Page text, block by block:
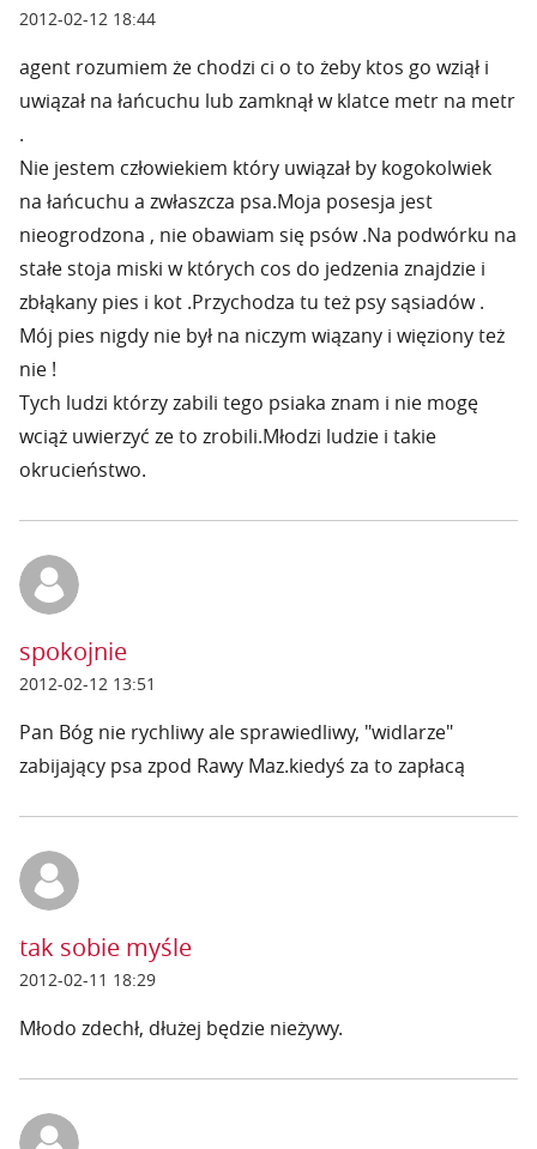
2012-02-12 18:44
agent rozumiem że chodzi ci o to żeby ktos go wziął i
uwiązał na łańcuchu lub zamknął w klatce metr na metr
.
Nie jestem człowiekiem który uwiązał by kogokolwiek
na łańcuchu a zwłaszcza psa.Moja posesja jest
nieogrodzona , nie obawiam się psów .Na podwórku na
stałe stoja miski w których cos do jedzenia znajdzie i
zbłąkany pies i kot .Przychodza tu też psy sąsiadów .
Mój pies nigdy nie był na niczym wiązany i więziony też
nie !
Tych ludzi którzy zabili tego psiaka znam i nie mogę
wciąż uwierzyć ze to zrobili.Młodzi ludzie i takie
okrucieństwo.
spokojnie
2012-02-12 13:51
Pan Bóg nie rychliwy ale sprawiedliwy, "widlarze"
zabijający psa zpod Rawy Maz.kiedyś za to zapłacą
tak sobie myśle
2012-02-11 18:29
Młodo zdechł, dłużej będzie nieżywy.